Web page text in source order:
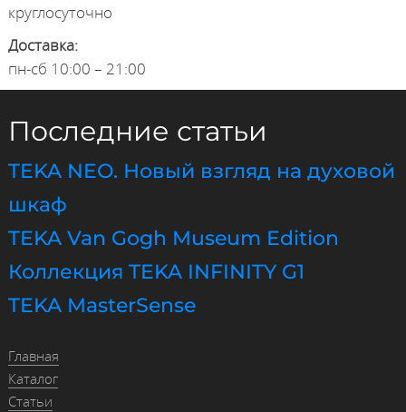
круглосуточно
Доставка:
пн-сб 10:00 – 21:00
Последние статьи
TEKA NEO. Новый взгляд на духовой
шкаф
TEKA Van Gogh Museum Edition
Коллекция TEKA INFINITY G1
TEKA MasterSense
Главная
Каталог
Статьи